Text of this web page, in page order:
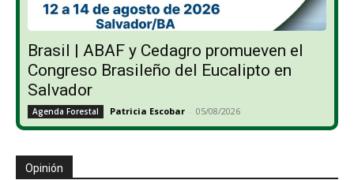
Brasil | ABAF y Cedagro promueven el
Congreso Brasileño del Eucalipto en
Salvador
Agenda Forestal Patricia Escobar - 05/08/2026
Opinión